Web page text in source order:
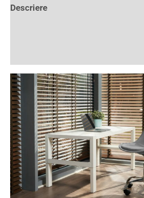
Descriere